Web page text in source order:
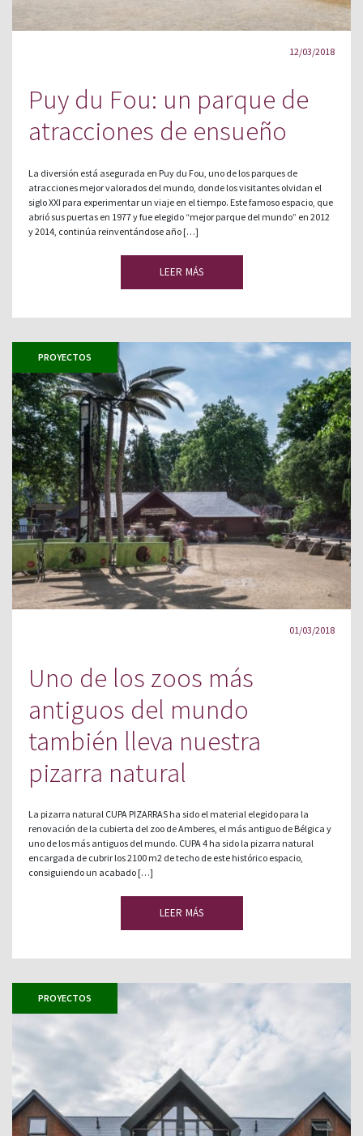
12/03/2018
Puy du Fou: un parque de
atracciones de ensueño
La diversión está asegurada en Puy du Fou, uno de los parques de
atracciones mejor valorados del mundo, donde los visitantes olvidan el
siglo XXI para experimentar un viaje en el tiempo. Este famoso espacio, que
abrió sus puertas en 1977 y fue elegido “mejor parque del mundo” en 2012
y 2014, continúa reinventándose año […]
LEER MÁS
PROYECTOS
01/03/2018
Uno de los zoos más
antiguos del mundo
también lleva nuestra
pizarra natural
La pizarra natural CUPA PIZARRAS ha sido el material elegido para la
renovación de la cubierta del zoo de Amberes, el más antiguo de Bélgica y
uno de los más antiguos del mundo. CUPA 4 ha sido la pizarra natural
encargada de cubrir los 2100 m2 de techo de este histórico espacio,
consiguiendo un acabado […]
LEER MÁS
PROYECTOS